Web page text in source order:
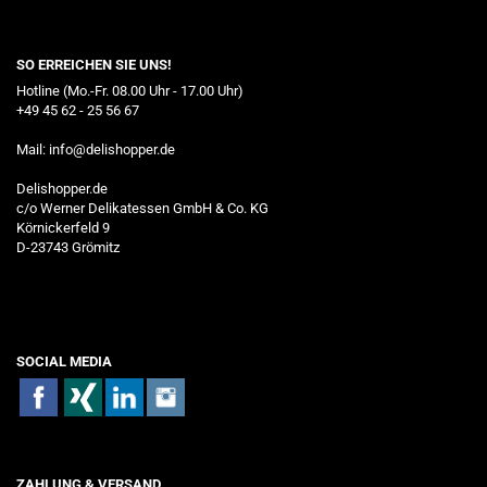
SO ERREICHEN SIE UNS!
Hotline (Mo.-Fr. 08.00 Uhr - 17.00 Uhr)
+49 45 62 - 25 56 67
Mail: info@delishopper.de
Delishopper.de
c/o Werner Delikatessen GmbH & Co. KG
Körnickerfeld 9
D-23743 Grömitz
SOCIAL MEDIA